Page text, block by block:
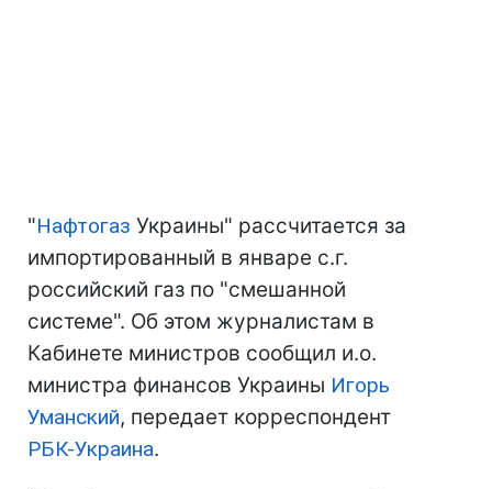
"Нафтогаз Украины" рассчитается за
импортированный в январе с.г.
российский газ по "смешанной
системе". Об этом журналистам в
Кабинете министров сообщил и.о.
министра финансов Украины Игорь
Уманский, передает корреспондент
РБК-Украина.